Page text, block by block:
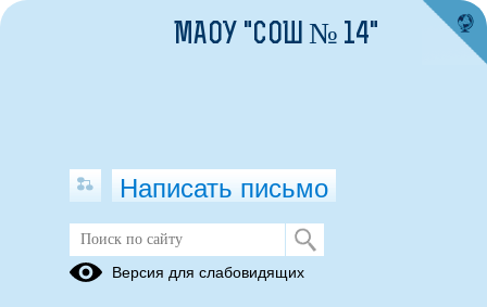
Публикации за Июнь 2026
МАОУ "СОШ № 14"
Написать письмо
Версия для слабовидящих